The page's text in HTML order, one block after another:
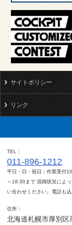
サイトポリシー
リンク
TEL
011-896-1212
平日・日・祝日：作業受付
～18:30まで 混雑状況によ
い合わせください。電話も
住所
北海道札幌市厚別